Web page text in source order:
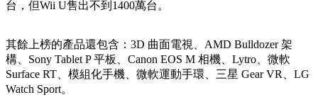
台，但Wii U售出不到1400萬台。
其餘上榜的產品還包含：3D 曲面電視、AMD Bulldozer 架
構、Sony Tablet P 平板、Canon EOS M 相機、Lytro、微軟
Surface RT、模組化手機、微軟運動手環、三星 Gear VR、LG
Watch Sport。